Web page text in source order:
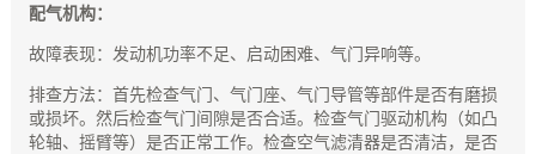
配气机构：
故障表现：发动机功率不足、启动困难、气门异响等。
排查方法：首先检查气门、气门座、气门导管等部件是否有磨损
或损坏。然后检查气门间隙是否合适。检查气门驱动机构（如凸
轮轴、摇臂等）是否正常工作。检查空气滤清器是否清洁，是否